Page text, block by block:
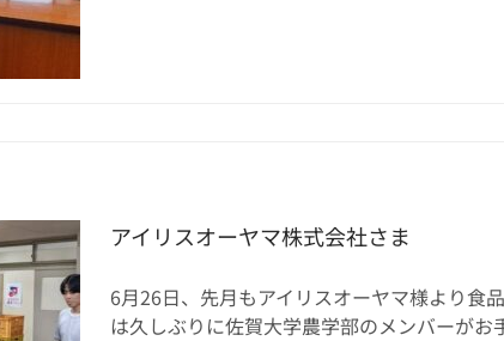
アイリスオーヤマ株式会社さま
6月26日、先月もアイリスオーヤマ様より食
は久しぶりに佐賀大学農学部のメンバーがお